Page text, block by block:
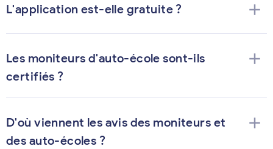
L'application est-elle gratuite ? add
Les moniteurs d'auto-école sont-ils
certifiés ?
add
D'où viennent les avis des moniteurs et
des auto-écoles ?
add